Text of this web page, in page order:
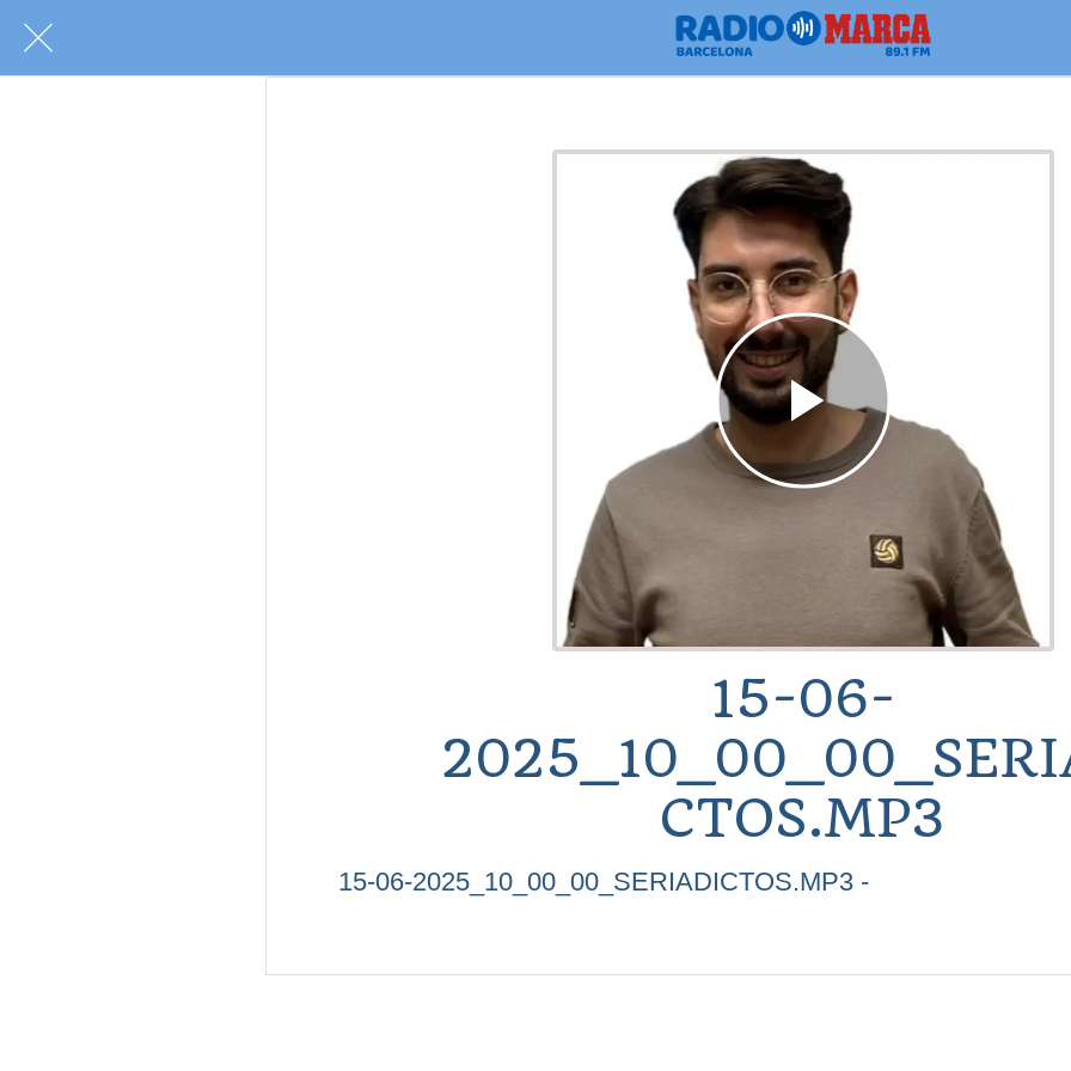
15-06-
CTOS.MP3
15-06-2025_10_00_00_SERIADICTOS.MP3 -